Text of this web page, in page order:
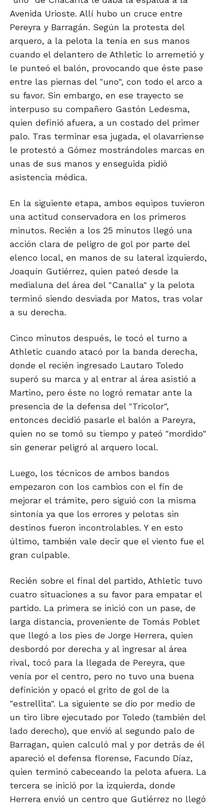
Avenida Urioste. Allí hubo un cruce entre
Pereyra y Barragán. Según la protesta del
arquero, a la pelota la tenía en sus manos
cuando el delantero de Athletic lo arremetió y
le punteó el balón, provocando que éste pase
entre las piernas del "uno", con todo el arco a
su favor. Sin embargo, en ese trayecto se
interpuso su compañero Gastón Ledesma,
quien definió afuera, a un costado del primer
palo. Tras terminar esa jugada, el olavarriense
le protestó a Gómez mostrándoles marcas en
unas de sus manos y enseguida pidió
asistencia médica.
En la siguiente etapa, ambos equipos tuvieron
una actitud conservadora en los primeros
minutos. Recién a los 25 minutos llegó una
acción clara de peligro de gol por parte del
elenco local, en manos de su lateral izquierdo,
Joaquín Gutiérrez, quien pateó desde la
medialuna del área del "Canalla" y la pelota
terminó siendo desviada por Matos, tras volar
a su derecha.
Cinco minutos después, le tocó el turno a
Athletic cuando atacó por la banda derecha,
donde el recién ingresado Lautaro Toledo
superó su marca y al entrar al área asistió a
Martino, pero éste no logró rematar ante la
presencia de la defensa del "Tricolor",
entonces decidió pasarle el balón a Pareyra,
quien no se tomó su tiempo y pateó "mordido"
sin generar peligró al arquero local.
Luego, los técnicos de ambos bandos
empezaron con los cambios con el fin de
mejorar el trámite, pero siguió con la misma
sintonía ya que los errores y pelotas sin
destinos fueron incontrolables. Y en esto
último, también vale decir que el viento fue el
gran culpable.
Recién sobre el final del partido, Athletic tuvo
cuatro situaciones a su favor para empatar el
partido. La primera se inició con un pase, de
larga distancia, proveniente de Tomás Poblet
que llegó a los pies de Jorge Herrera, quien
desbordó por derecha y al ingresar al área
rival, tocó para la llegada de Pereyra, que
venía por el centro, pero no tuvo una buena
definición y opacó el grito de gol de la
"estrellita". La siguiente se dio por medio de
un tiro libre ejecutado por Toledo (también del
lado derecho), que envió al segundo palo de
Barragan, quien calculó mal y por detrás de él
apareció el defensa florense, Facundo Díaz,
quien terminó cabeceando la pelota afuera. La
tercera se inició por la izquierda, donde
Herrera envió un centro que Gutiérrez no llegó